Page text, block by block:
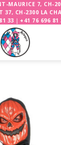
MAURICE 7, CH-
37, CH-2300 LA
33 | +41 76 696 81